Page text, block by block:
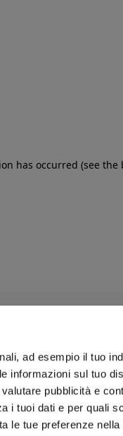
ad esempio il tuo
informazioni sul tuo
pubblicità e
i tuoi dati e per quali
le tue preferenze
has occurred (see